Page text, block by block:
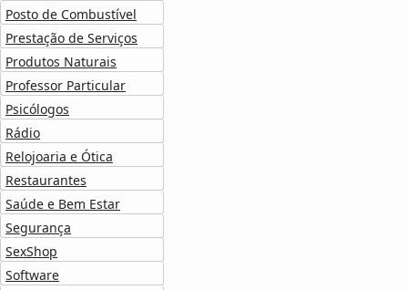
Posto de Combustível
Prestação de Serviços
Produtos Naturais
Professor Particular
Psicólogos
Rádio
Relojoaria e Ótica
Restaurantes
Saúde e Bem Estar
Segurança
SexShop
Software